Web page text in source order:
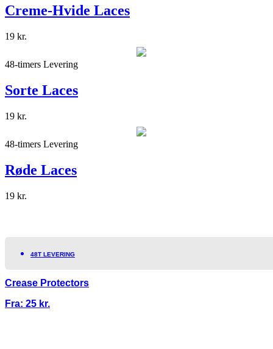
Creme-Hvide Laces
19 kr.
48-timers Levering
Sorte Laces
19 kr.
48-timers Levering
Røde Laces
19 kr.
48T LEVERING
Crease Protectors
Fra: 25 kr.